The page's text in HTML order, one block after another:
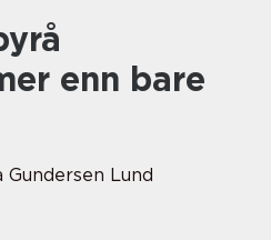
enn bare
Gundersen Lund